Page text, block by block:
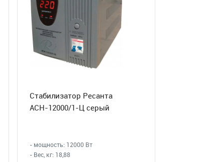
Стабилизатор Ресанта
АСН-12000/1-Ц серый
- мощность: 12000 Вт
- Вес, кг: 18,88